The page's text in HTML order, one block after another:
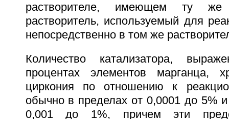
растворителе, имеющем ту
растворитель, используемый для
непосредственно в том же
Количество катализатора,
процентах элементов марганца,
циркония по отношению к
обычно в пределах от 0,0001 до 5% и
0,001 до 1%, причем эти